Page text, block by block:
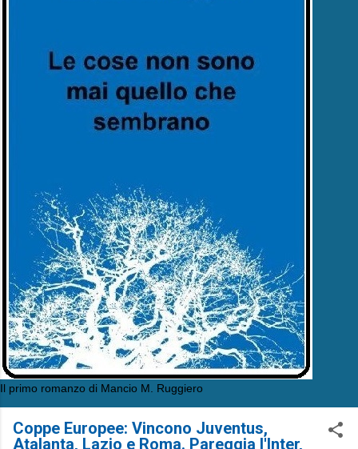
Il primo romanzo di Mancio M. Ruggiero
Coppe Europee: Vincono Juventus,
Atalanta, Lazio e Roma. Pareggia l'Inter,